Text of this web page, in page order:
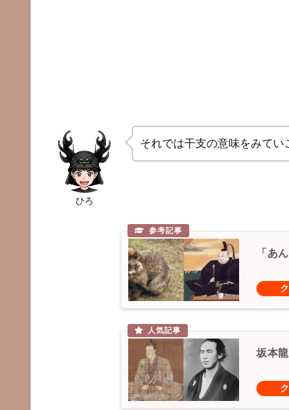
ひろ
それでは干支の意味をみてい
「あ
坂本